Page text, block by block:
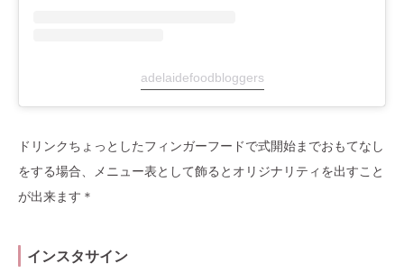
adelaidefoodbloggers
ドリンクちょっとしたフィンガーフードで式開始までおもてなし
をする場合、メニュー表として飾るとオリジナリティを出すこと
が出来ます＊
インスタサイン